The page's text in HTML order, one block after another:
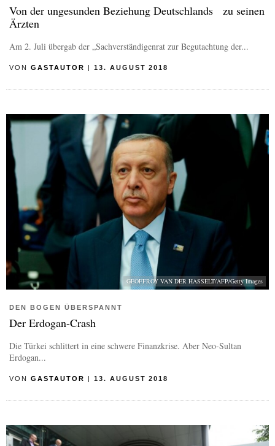
Von der ungesunden Beziehung Deutschlands zu seinen
Ärzten
Am 2. Juli übergab der „Sachverständigenrat zur Begutachtung der...
VON GASTAUTOR 13. AUGUST 2018
GEOFFROY VAN DER HASSELT/AFP/Getty Images
DEN BOGEN ÜBERSPANNT
Der Erdogan-Crash
Die Türkei schlittert in eine schwere Finanzkrise. Aber Neo-Sultan
Erdogan...
VON GASTAUTOR 13. AUGUST 2018